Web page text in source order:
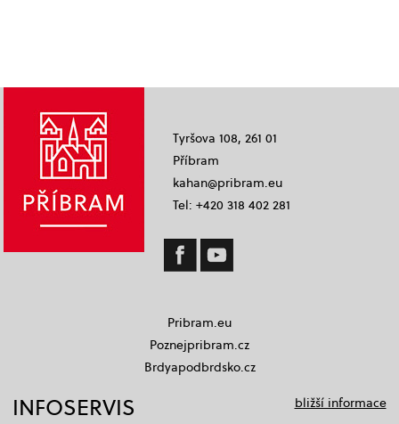
Tyršova 108, 261 01
Příbram
kahan@pribram.eu
Tel: +420 318 402 281
Pribram.eu
Poznejpribram.cz
Brdyapodbrdsko.cz
INFOSERVIS bližší informace